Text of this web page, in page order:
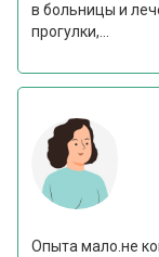
в больницы и
прогулки,...
Опыта мало.не